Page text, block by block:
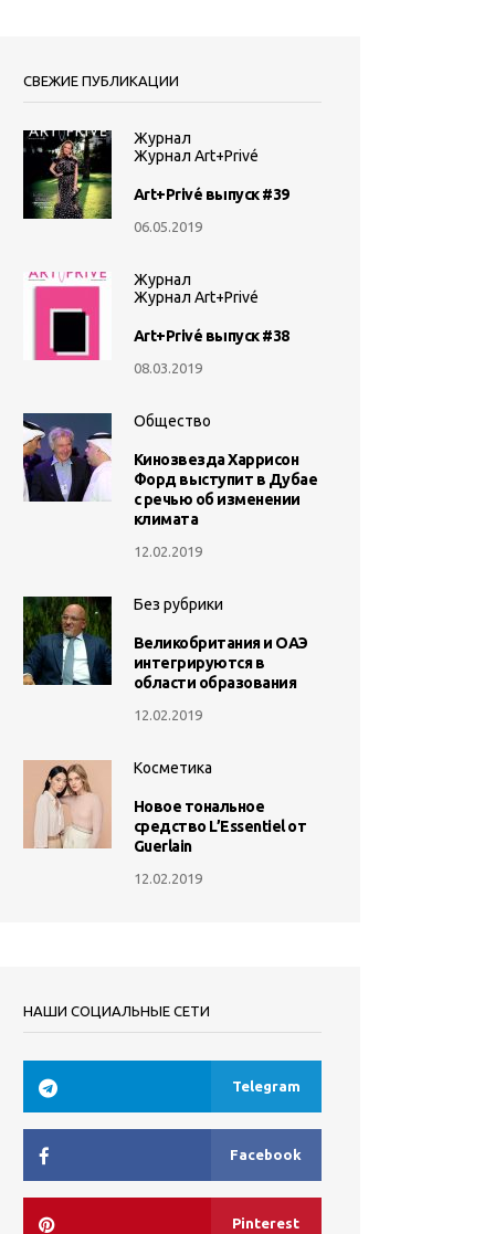
СВЕЖИЕ ПУБЛИКАЦИИ
Журнал
Журнал Art+Privé
Art+Privé выпуск #39
06.05.2019
Журнал
Журнал Art+Privé
Art+Privé выпуск #38
08.03.2019
Общество
Кинозвезда Харрисон
Форд выступит в Дубае
с речью об изменении
климата
12.02.2019
Без рубрики
Великобритания и ОАЭ
интегрируются в
области образования
12.02.2019
Косметика
Новое тональное
средство L’Essentiel от
Guerlain
12.02.2019
НАШИ СОЦИАЛЬНЫЕ СЕТИ
Telegram
Facebook
Pinterest